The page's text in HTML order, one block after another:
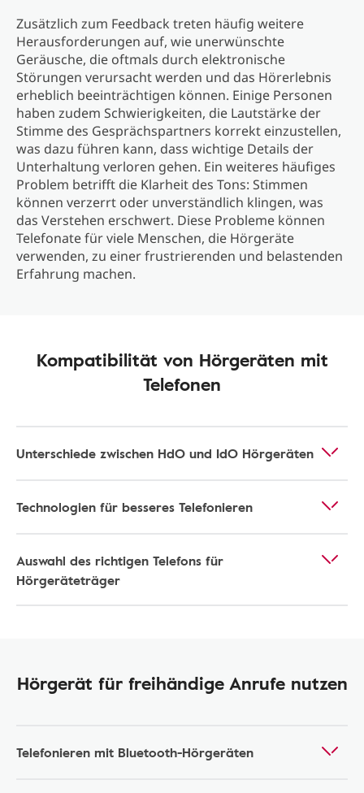
Zusätzlich zum Feedback treten häufig weitere
Herausforderungen auf, wie unerwünschte
Geräusche, die oftmals durch elektronische
Störungen verursacht werden und das Hörerlebnis
erheblich beeinträchtigen können. Einige Personen
haben zudem Schwierigkeiten, die Lautstärke der
Stimme des Gesprächspartners korrekt einzustellen,
was dazu führen kann, dass wichtige Details der
Unterhaltung verloren gehen. Ein weiteres häufiges
Problem betrifft die Klarheit des Tons: Stimmen
können verzerrt oder unverständlich klingen, was
das Verstehen erschwert. Diese Probleme können
Telefonate für viele Menschen, die Hörgeräte
verwenden, zu einer frustrierenden und belastenden
Erfahrung machen.
Kompatibilität von Hörgeräten mit
Telefonen
Unterschiede zwischen HdO und IdO Hörgeräten
Technologien für besseres Telefonieren
Auswahl des richtigen Telefons für
Hörgeräteträger
Hörgerät für freihändige Anrufe nutzen
Telefonieren mit Bluetooth-Hörgeräten